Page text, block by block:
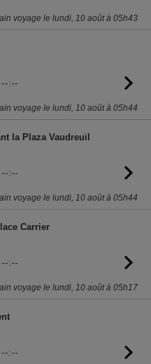
voyage le lundi, 10 août à 05h43
--:--
voyage le lundi, 10 août à 05h44
la Plaza Vaudreuil
--:--
voyage le lundi, 10 août à 05h44
Carrier
--:--
voyage le lundi, 10 août à 05h17
--:--